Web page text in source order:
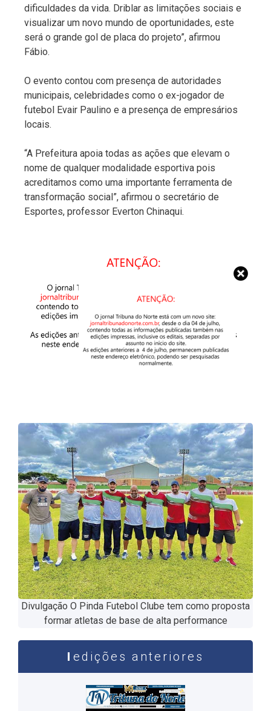
dificuldades da vida. Driblar as limitações sociais e
visualizar um novo mundo de oportunidades, este
será o grande gol de placa do projeto”, afirmou
Fábio.
O evento contou com presença de autoridades
municipais, celebridades como o ex-jogador de
futebol Evair Paulino e a presença de empresários
locais.
“A Prefeitura apoia todas as ações que elevam o
nome de qualquer modalidade esportiva pois
acreditamos como uma importante ferramenta de
transformação social”, afirmou o secretário de
Esportes, professor Everton Chinaqui.
Divulgação O Pinda Futebol Clube tem como proposta
formar atletas de base de alta performance
edições anteriores